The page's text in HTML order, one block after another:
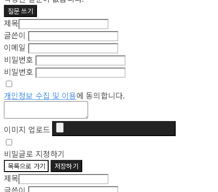
질문 쓰기
제목
글쓴이
이메일
비밀번호
비밀번호
개인정보 수집 및 이용에 동의합니다.
이미지 업로드
비밀글로 지정하기
목록으로 가기 저장하기
제목